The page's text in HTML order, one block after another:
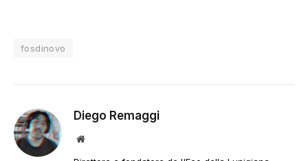
fosdinovo
Diego Remaggi
Sito